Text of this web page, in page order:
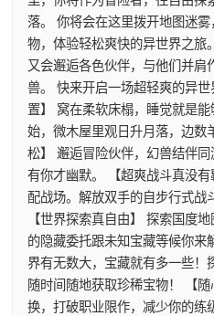
落。 你将会在这里拨开地图迷
物，体验轻松爽快的异世界之旅
又会邂逅各色伙伴，与他们并肩
兽。 快来开启一场超轻爽的异
置】 窝在柔软床榻，睡觉就是
始，微木屋里观日升月落，边数
松】 邂逅冒险伙伴，幻兽结伴
有你才幽默。 【超爽战斗真没
配战场。解放双手的自步行式战
【世界探索真自由】 探索国度
的隐藏委托跟未知宝藏等候你来
界有无数大，宝藏就有多一些！
随时间随地获取珍稀宝物！ 【
换，打破职业限作，减少你的练